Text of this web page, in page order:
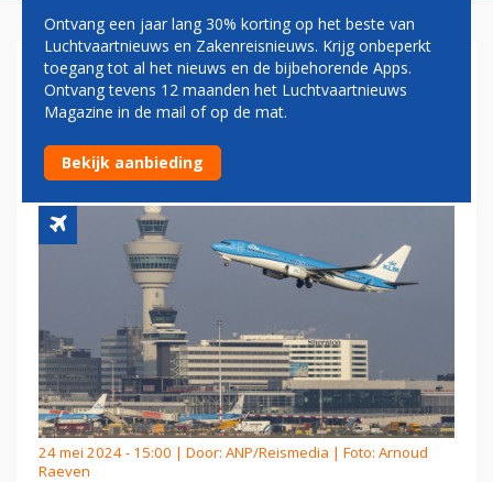
GEMENGDE REACTIES OP
AANGEPAST KABINETSPLAN
VOOR SCHIPHOL
24 mei 2024 - 15:00 | Door: ANP/Reismedia | Foto: Arnoud
Raeven
Ontvang een jaar lang 30% korting op het beste van
Luchtvaartnieuws en Zakenreisnieuws. Krijg onbeperkt
toegang tot al het nieuws en de bijbehorende Apps.
Ontvang tevens 12 maanden het Luchtvaartnieuws
Magazine in de mail of op de mat.
Bekijk aanbieding